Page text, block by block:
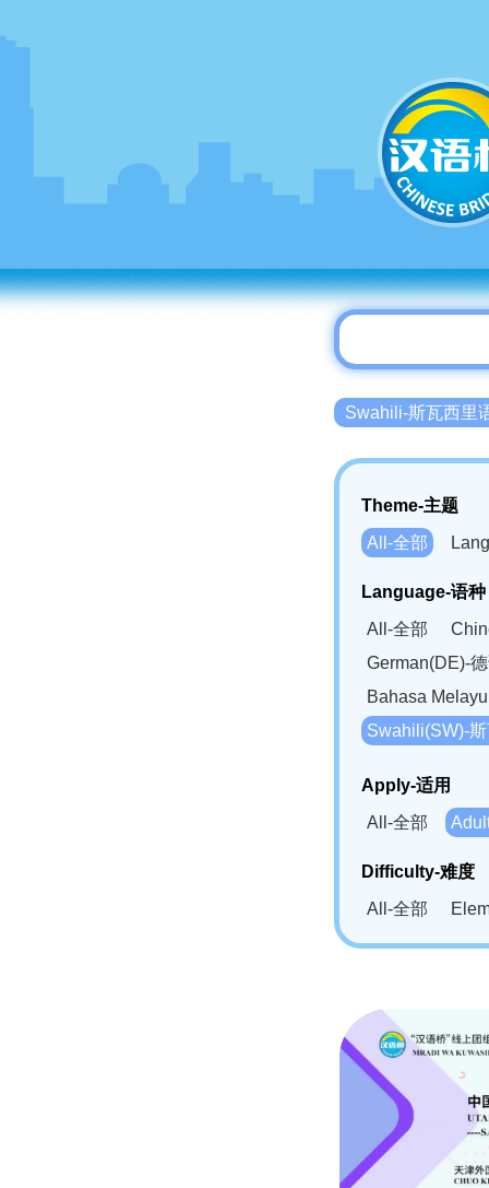
Swahili-斯瓦西里
Theme-主题
All-全部
Language-语种
All-全部
German(DE)-
Bahasa
Swahili(SW)-
Apply-适用
All-全部
Difficulty-难度
All-全部